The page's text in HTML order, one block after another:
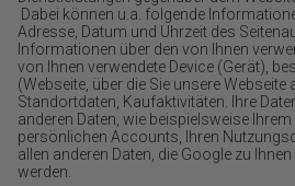
Dabei können u.a. folgende
Adresse, Datum und Uhrzeit des
Informationen über den von Ihnen
von Ihnen verwendete Device (Gerät),
(Webseite, über die Sie unsere Webseite
Standortdaten, Kaufaktivitäten. Ihre
anderen Daten, wie beispielsweise
persönlichen Accounts, Ihren
allen anderen Daten, die Google zu
werden.